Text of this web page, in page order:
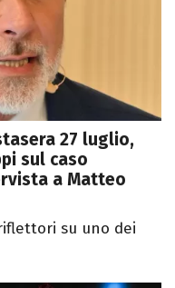
27 luglio,
sul caso
a Matteo
su uno dei